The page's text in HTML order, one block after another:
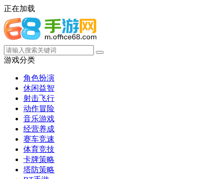
正在加载
游戏分类
角色扮演
休闲益智
射击飞行
动作冒险
音乐游戏
经营养成
赛车竞速
体育竞技
卡牌策略
塔防策略